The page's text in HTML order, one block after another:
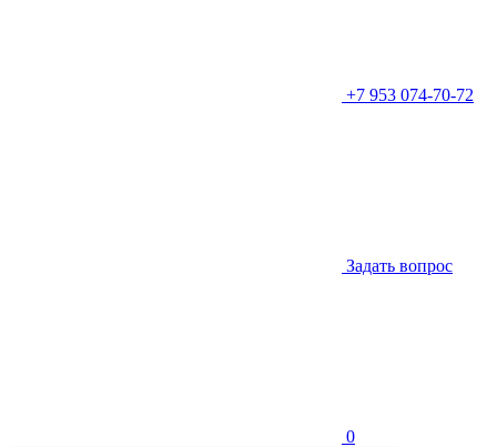
+7 953 074-70-72
Задать вопрос
0